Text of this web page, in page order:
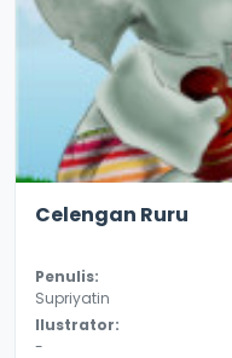
Celengan Ruru
Penulis:
Supriyatin
Ilustrator:
-